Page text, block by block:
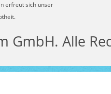
erfreut sich unser
GmbH. Alle